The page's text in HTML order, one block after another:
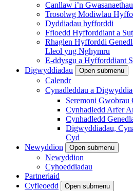
Canllaw i’n
Trosolwg Modiwlau
Dyddiadau hyfforddi
Ffioedd Hyfforddiant a
Rhaglen Hyfforddi
Lleol yng Nghymru
E-ddysgu a Hyfforddiant
Digwyddiadau
Open submenu
Calendr
Cynadleddau a
Seremoni Gwobrau
Cynhadledd Arfer
Cynhadledd
Digwyddiadau,
Cyd
Newyddion
Open submenu
Newyddion
Cyhoeddiadau
Partneriaid
Cyfleoedd
Open submenu